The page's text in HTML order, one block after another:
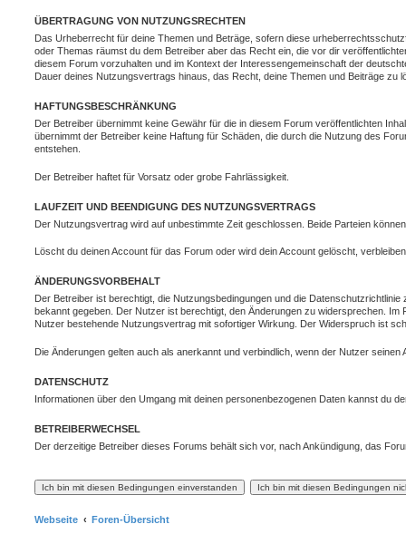
ÜBERTRAGUNG VON NUTZUNGSRECHTEN
Das Urheberrecht für deine Themen und Beträge, sofern diese
oder Themas räumst du dem Betreiber aber das Recht ein, die vor dir
diesem Forum vorzuhalten und im Kontext der Interessengemeinschaft der
Dauer deines Nutzungsvertrags hinaus, das Recht, deine Themen und Beiträge
HAFTUNGSBESCHRÄNKUNG
Der Betreiber übernimmt keine Gewähr für die in diesem Forum veröffentlichten
übernimmt der Betreiber keine Haftung für Schäden, die durch die Nutzung des
entstehen.
Der Betreiber haftet für Vorsatz oder grobe Fahrlässigkeit.
LAUFZEIT UND BEENDIGUNG DES NUTZUNGSVERTRAGS
Der Nutzungsvertrag wird auf unbestimmte Zeit geschlossen. Beide Parteien
Löscht du deinen Account für das Forum oder wird dein Account gelöscht,
ÄNDERUNGSVORBEHALT
Der Betreiber ist berechtigt, die Nutzungsbedingungen und die
bekannt gegeben. Der Nutzer ist berechtigt, den Änderungen zu widersprechen.
Nutzer bestehende Nutzungsvertrag mit sofortiger Wirkung. Der Widerspruch ist
Die Änderungen gelten auch als anerkannt und verbindlich, wenn der Nutzer
DATENSCHUTZ
Informationen über den Umgang mit deinen personenbezogenen Daten kannst du
BETREIBERWECHSEL
Der derzeitige Betreiber dieses Forums behält sich vor, nach Ankündigung, das
Webseite Foren-Übersicht